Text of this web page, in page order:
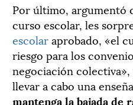
Por último, argumentó
curso escolar, les
escolaraprobado, «el
riesgo para los
negociación colectiva»,
llevar a cabo una
mantenga la bajada de